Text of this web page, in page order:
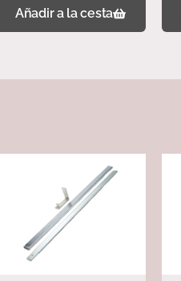
Añadir a la cesta